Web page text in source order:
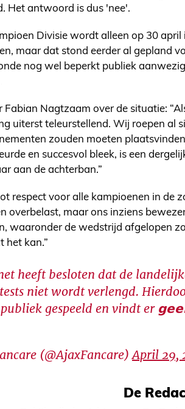
Het antwoord is dus 'nee'.
Divisie wordt alleen op 30
maar dat stond eerder al gepland
nog wel beperkt publiek
Fabian Nagtzaam over de situatie:
uiterst teleurstellend. Wij roepen al
zouden moeten
en succesvol bleek, is een
aan de achterban.”
respect voor alle kampioenen in de
overbelast, maar ons inziens
waaronder de wedstrijd afgelopen
het kan.”
heeft besloten dat de
niet wordt verlengd.
gespeeld en vindt er
(@AjaxFancare)April 29,
De